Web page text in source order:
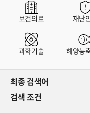
보건의료 재난
과학기술 해양농
최종 검색어
검색 조건